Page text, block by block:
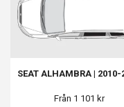
SEAT ALHAMBRA | 2010-
Från 1 101 kr